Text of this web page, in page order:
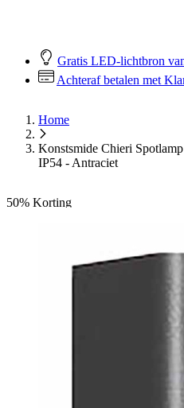
Gratis LED-lichtbron
Achteraf betalen met
Home
Konstsmide Chieri
IP54 - Antraciet
50% Korting